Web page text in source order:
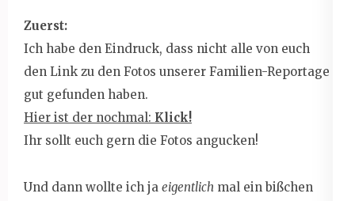
Zuerst:
Ich habe den Eindruck, dass nicht alle von euch
den Link zu den Fotos unserer Familien-Reportage
gut gefunden haben.
Hier ist der nochmal: Klick!
Ihr sollt euch gern die Fotos angucken!
Und dann wollte ich ja eigentlich mal ein bißchen